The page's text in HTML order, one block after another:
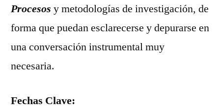
Procesos y metodologías de investigación, de
forma que puedan esclarecerse y depurarse en
una conversación instrumental muy
necesaria.
Fechas Clave: